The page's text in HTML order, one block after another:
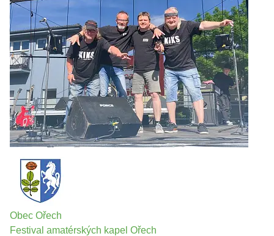
Obec Ořech
Festival amatérských kapel Ořech